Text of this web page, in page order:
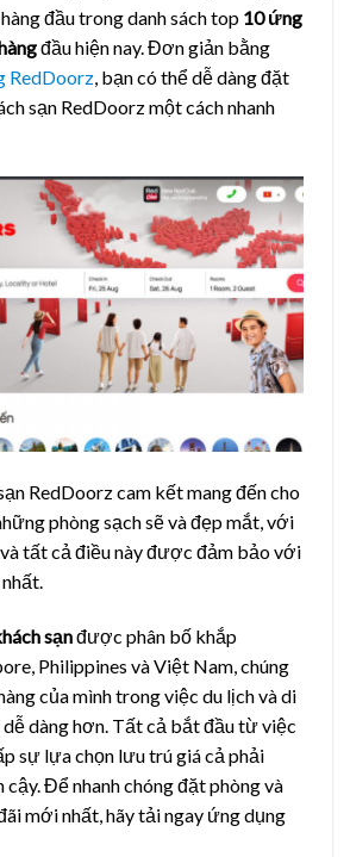
đầu trong danh sách top 10 ứng
đầu hiện nay. Đơn giản bằng
RedDoorz, bạn có thể dễ dàng đặt
sạn RedDoorz một cách nhanh
RedDoorz cam kết mang đến cho
phòng sạch sẽ và đẹp mắt, với
tất cả điều này được đảm bảo với
sạnđược phân bố khắp
Philippines và Việt Nam, chúng
của mình trong việc du lịch và di
dễ dàng hơn. Tất cả bắt đầu từ việc
sự lựa chọn lưu trú giá cả phải
cậy. Để nhanh chóng đặt phòng và
mới nhất, hãy tải ngay ứng dụng